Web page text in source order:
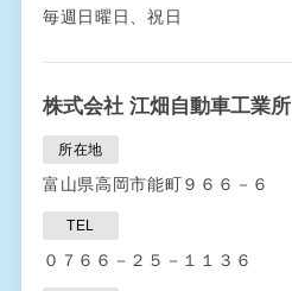
毎週日曜日、祝日
株式会社 江畑自動車工業所
所在地
富山県高岡市能町９６６－６
TEL
０７６６－２５－１１３６